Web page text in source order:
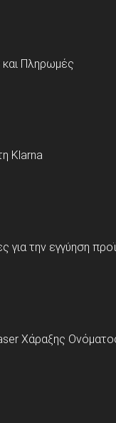
Πληρωμές
Klarna
για την εγγύηση
Χάραξης